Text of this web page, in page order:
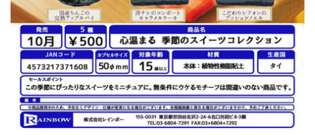
よくあるご質問
ご利用ガイド